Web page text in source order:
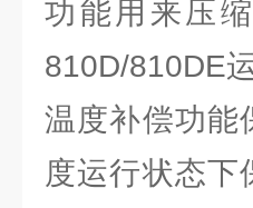
功能用来压
810D/810DE
温度补偿功能
度运行状态下